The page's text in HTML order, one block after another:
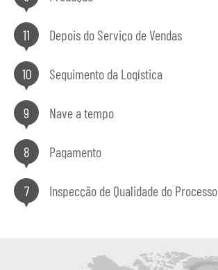
7 Inspecção de Qualidade do Processo
8 Pagamento
9 Nave a tempo
10 Seguimento da Logística
11 Depois do Serviço de Vendas